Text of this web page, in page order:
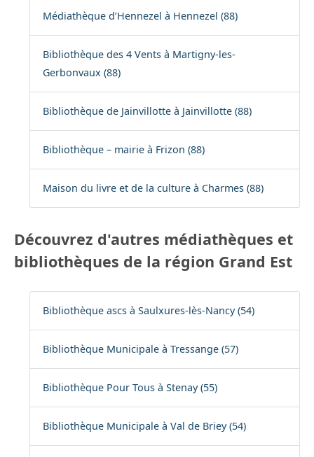
Médiathèque d’Hennezel à Hennezel (88)
Bibliothèque des 4 Vents à Martigny-les-
Gerbonvaux (88)
Bibliothèque de Jainvillotte à Jainvillotte (88)
Bibliothèque – mairie à Frizon (88)
Maison du livre et de la culture à Charmes (88)
Découvrez d'autres médiathèques et
bibliothèques de la région Grand Est
Bibliothèque ascs à Saulxures-lès-Nancy (54)
Bibliothèque Municipale à Tressange (57)
Bibliothèque Pour Tous à Stenay (55)
Bibliothèque Municipale à Val de Briey (54)